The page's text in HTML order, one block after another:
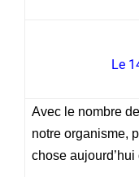
Le
Avec le nombre
notre organisme,
chose